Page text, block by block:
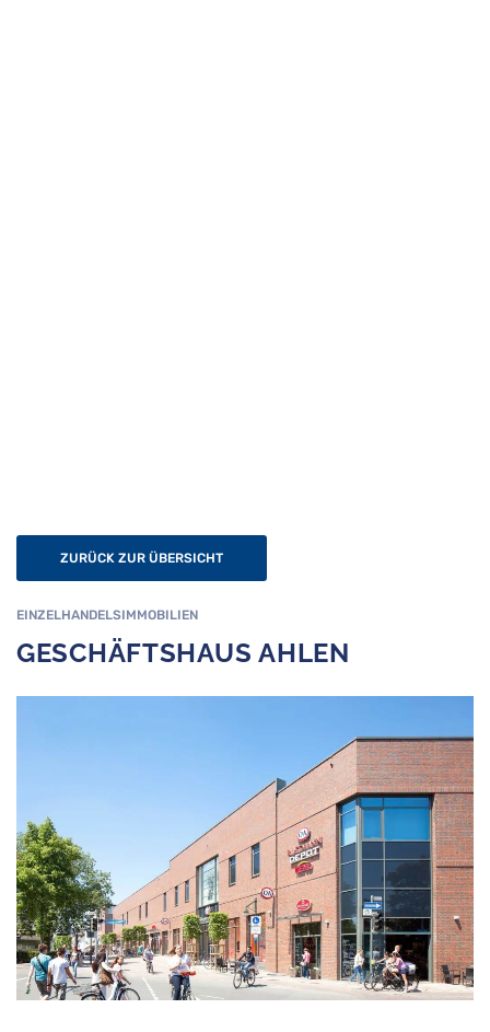
ZURÜCK ZUR ÜBERSICHT
EINZELHANDELSIMMOBILIEN
GESCHÄFTSHAUS AHLEN